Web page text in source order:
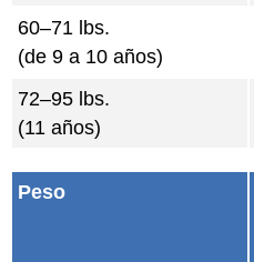
60–71 lbs.
(de 9 a 10 años)
72–95 lbs.
(11 años)
Peso